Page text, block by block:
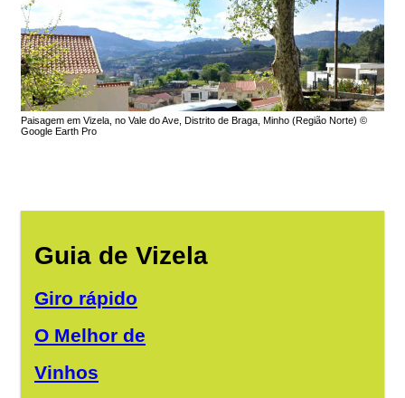
Paisagem em Vizela, no Vale do Ave, Distrito de Braga, Minho (Região Norte) ©
Google Earth Pro
Guia de Vizela
Giro rápido
O Melhor de
Vinhos